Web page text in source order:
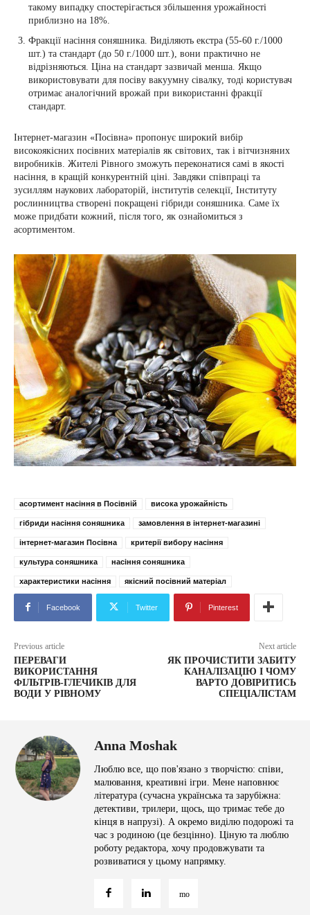
такому випадку спостерігається збільшення урожайності
приблизно на 18%.
Фракції насіння соняшника. Виділяють екстра (55-60 г./1000
шт.) та стандарт (до 50 г./1000 шт.), вони практично не
відрізняються. Ціна на стандарт зазвичай менша. Якщо
використовувати для посіву вакуумну сівалку, тоді користувач
отримає аналогічний врожай при використанні фракції
стандарт.
Інтернет-магазин «Посівна» пропонує широкий вибір
високоякісних посівних матеріалів як світових, так і вітчизняних
виробників. Жителі Рівного зможуть переконатися самі в якості
насіння, в кращій конкурентній ціні. Завдяки співпраці та
зусиллям наукових лабораторій, інститутів селекції, Інституту
рослинництва створені покращені гібриди соняшника. Саме їх
може придбати кожний, після того, як ознайомиться з
асортиментом.
асортимент насіння в Посівній висока урожайність
гібриди насіння соняшника замовлення в інтернет-магазині
інтернет-магазин Посівна критерії вибору насіння
культура соняшника насіння соняшника
характеристики насіння якісний посівний матеріал
Facebook Twitter Pinterest
Previous article
ПЕРЕВАГИ
ВИКОРИСТАННЯ
ФІЛЬТРІВ-ГЛЕЧИКІВ ДЛЯ
ВОДИ У РІВНОМУ
Next article
ЯК ПРОЧИСТИТИ ЗАБИТУ
КАНАЛІЗАЦІЮ І ЧОМУ
ВАРТО ДОВІРИТИСЬ
СПЕЦІАЛІСТАМ
Anna Moshak
Люблю все, що пов'язано з творчістю: співи,
малювання, креативні ігри. Мене наповнює
література (сучасна українська та зарубіжна:
детективи, трилери, щось, що тримає тебе до
кінця в напрузі). А окремо виділю подорожі та
час з родиною (це безцінно). Ціную та люблю
роботу редактора, хочу продовжувати та
розвиватися у цьому напрямку.